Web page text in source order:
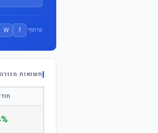
שיתוף: f
W
תשואות